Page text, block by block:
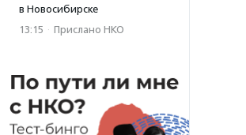
в Новосибирске
13:15 · Прислано НКО